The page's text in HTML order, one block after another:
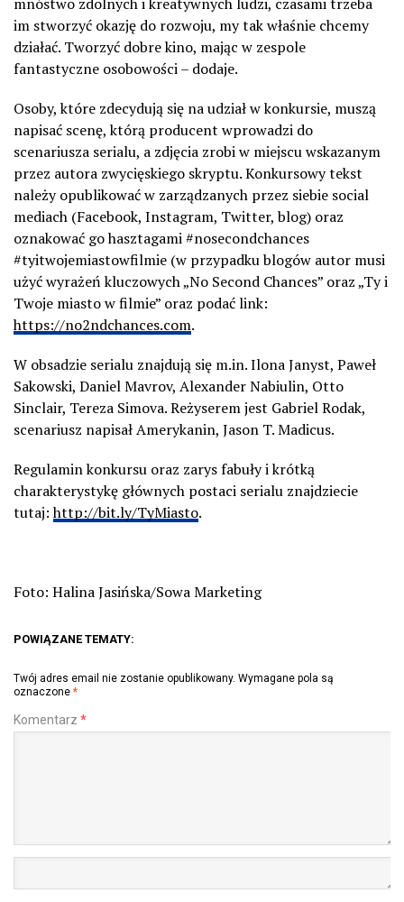
im stworzyć okazję do rozwoju, my tak właśnie chcemy
działać. Tworzyć dobre kino, mając w zespole
fantastyczne osobowości – dodaje.
Osoby, które zdecydują się na udział w konkursie, muszą
napisać scenę, którą producent wprowadzi do
scenariusza serialu, a zdjęcia zrobi w miejscu wskazanym
przez autora zwycięskiego skryptu. Konkursowy tekst
należy opublikować w zarządzanych przez siebie social
mediach (Facebook, Instagram, Twitter, blog) oraz
oznakować go hasztagami #nosecondchances
#tyitwojemiastowfilmie (w przypadku blogów autor musi
użyć wyrażeń kluczowych „No Second Chances” oraz „Ty i
Twoje miasto w filmie” oraz podać link:
https://no2ndchances.com.
W obsadzie serialu znajdują się m.in. Ilona Janyst, Paweł
Sakowski, Daniel Mavrov, Alexander Nabiulin, Otto
Sinclair, Tereza Simova. Reżyserem jest Gabriel Rodak,
scenariusz napisał Amerykanin, Jason T. Madicus.
Regulamin konkursu oraz zarys fabuły i krótką
charakterystykę głównych postaci serialu znajdziecie
tutaj:http://bit.ly/TyMiasto.
Foto: Halina Jasińska/Sowa Marketing
POWIĄZANE TEMATY:
Twój adres email nie zostanie opublikowany. Wymagane pola są
oznaczone *
Komentarz *